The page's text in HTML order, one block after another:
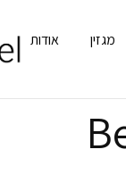
מגזין אודות